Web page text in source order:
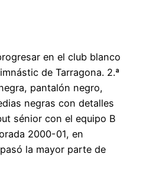
en el club blanco
de Tarragona. 2.ª
pantalón negro,
negras con detalles
sénior con el equipo B
2000-01, en
la mayor parte de